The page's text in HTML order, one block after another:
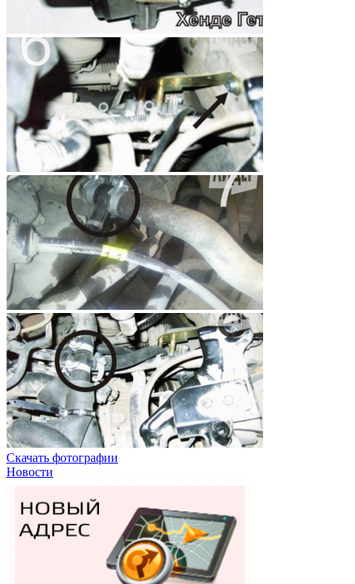
Скачать фотографии
Новости